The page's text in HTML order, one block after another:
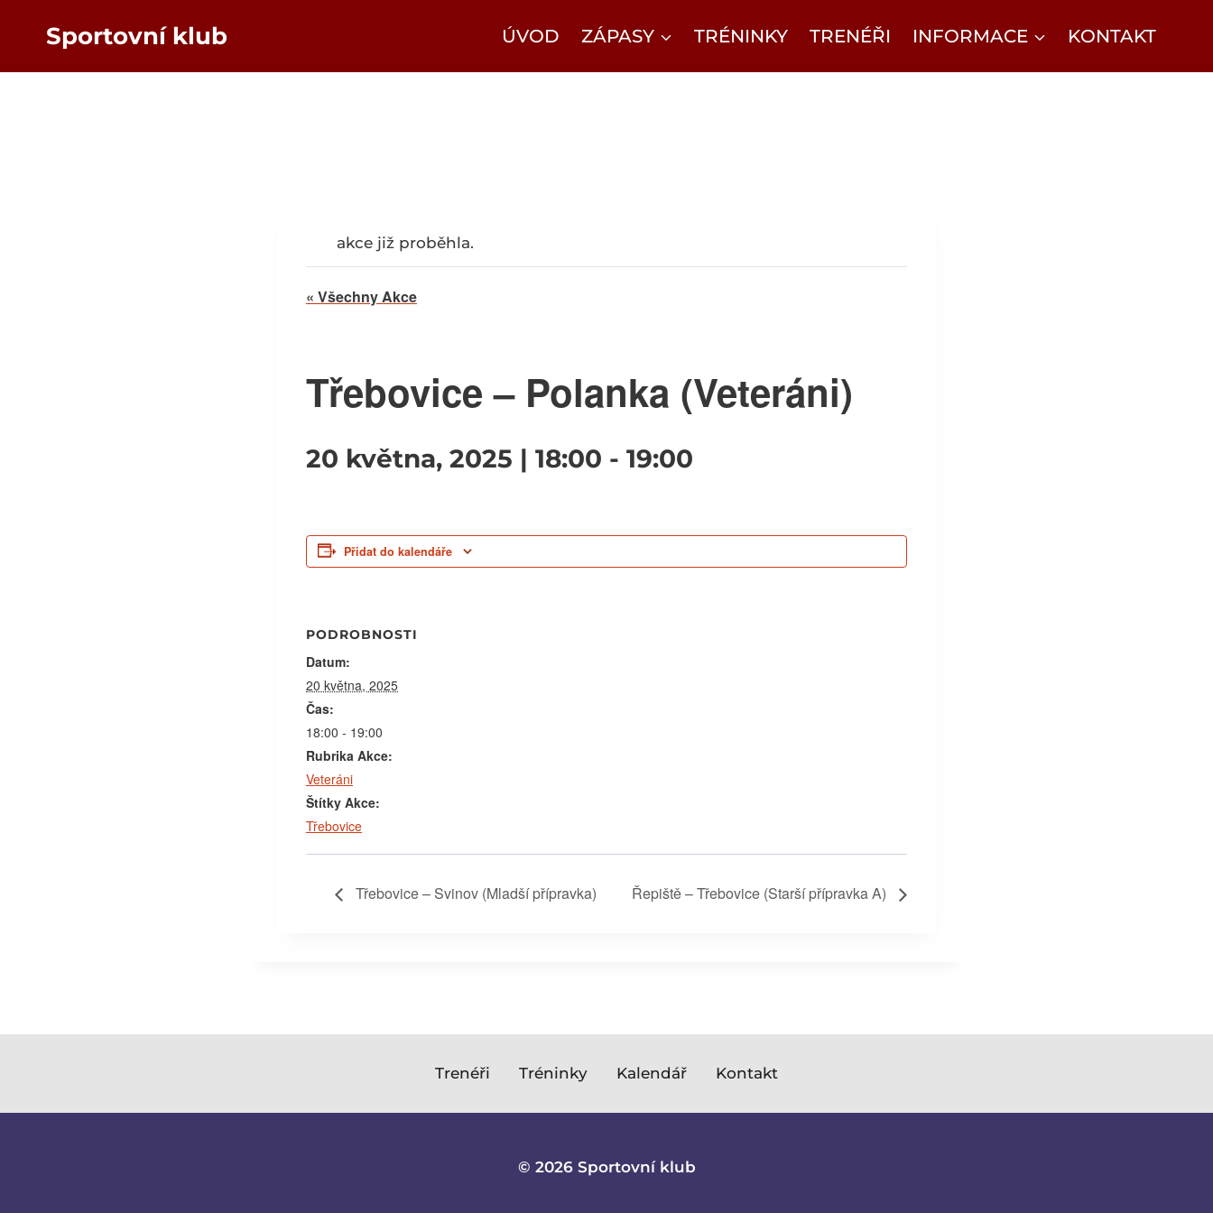
Sportovní klub ÚVOD ZÁPASY TRÉNINKY TRENÉŘI INFORMACE KONTAKT
akce již proběhla.
« Všechny Akce
Třebovice – Polanka (Veteráni)
20 května, 2025 | 18:00 - 19:00
Přidat do kalendáře
PODROBNOSTI
Datum:
20 května, 2025
Čas:
18:00 - 19:00
Rubrika Akce:
Veteráni
Štítky Akce:
Třebovice
Třebovice – Svinov (Mladší přípravka) Řepiště – Třebovice (Starší přípravka A)
Trenéři Tréninky Kalendář Kontakt
© 2026 Sportovní klub